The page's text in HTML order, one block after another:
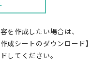
を作成したい場合は、
成シートのダウンロード】
してください。